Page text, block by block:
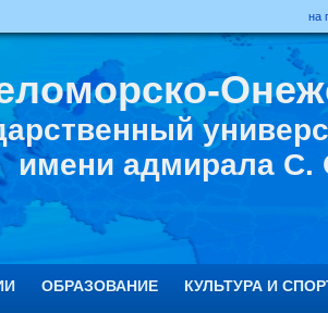
на
имени адмирала С.
ОБРАЗОВАНИЕ КУЛЬТУРА И